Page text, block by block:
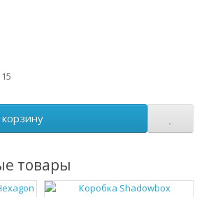
товары